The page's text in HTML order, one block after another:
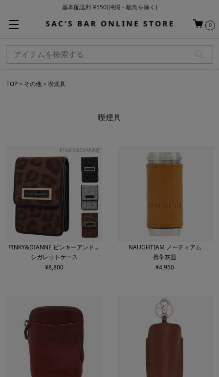
基本配送料 ¥550(沖縄・離島を除く)
お買い上げ合計¥3,980以上で送料無料
0
TOP その他 喫煙具
喫煙具
PINKY&DIANNE ピンキーアンドダ
イアン
シガレットケース
¥8,800
NAUGHTIAM ノーティアム
携帯灰皿
¥4,950